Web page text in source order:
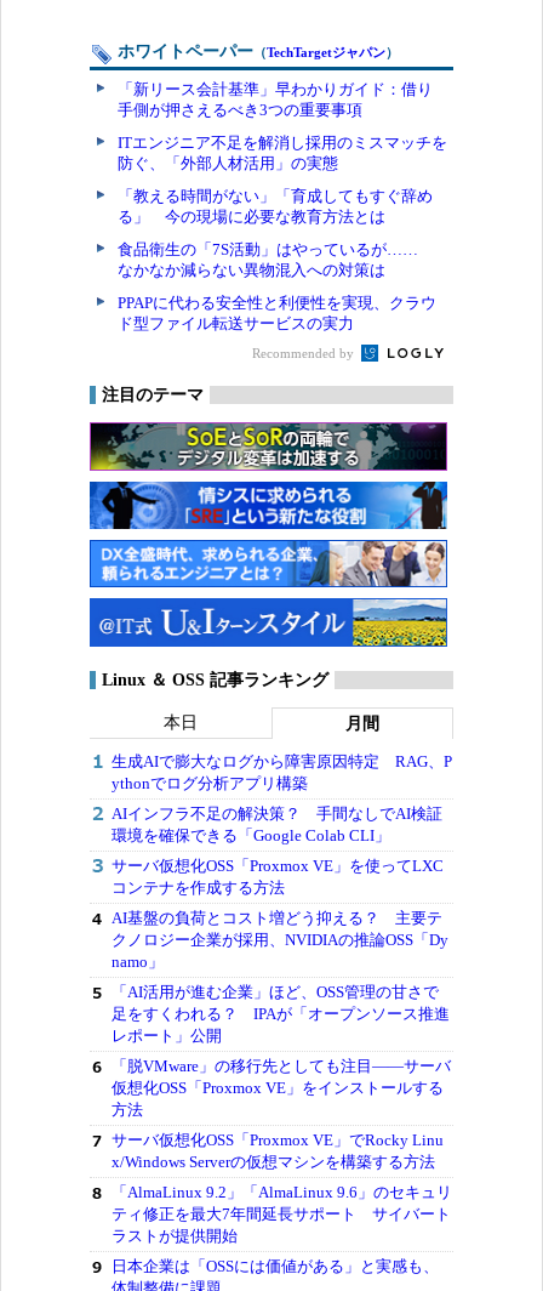
ホワイトペーパー （TechTargetジャパン）
「新リース会計基準」早わかりガイド：借り
手側が押さえるべき3つの重要事項
ITエンジニア不足を解消し採用のミスマッチを
防ぐ、「外部人材活用」の実態
「教える時間がない」「育成してもすぐ辞め
る」 今の現場に必要な教育方法とは
食品衛生の「7S活動」はやっているが……
なかなか減らない異物混入への対策は
PPAPに代わる安全性と利便性を実現、クラウ
ド型ファイル転送サービスの実力
Recommended by
注目のテーマ
Linux ＆ OSS 記事ランキング
本日 月間
生成AIで膨大なログから障害原因特定 RAG、P
ythonでログ分析アプリ構築
AIインフラ不足の解決策？ 手間なしでAI検証
環境を確保できる「Google Colab CLI」
サーバ仮想化OSS「Proxmox VE」を使ってLXC
コンテナを作成する方法
AI基盤の負荷とコスト増どう抑える？ 主要テ
クノロジー企業が採用、NVIDIAの推論OSS「Dy
namo」
「AI活用が進む企業」ほど、OSS管理の甘さで
足をすくわれる？ IPAが「オープンソース推進
レポート」公開
「脱VMware」の移行先としても注目――サーバ
仮想化OSS「Proxmox VE」をインストールする
方法
サーバ仮想化OSS「Proxmox VE」でRocky Linu
x/Windows Serverの仮想マシンを構築する方法
「AlmaLinux 9.2」「AlmaLinux 9.6」のセキュリ
ティ修正を最大7年間延長サポート サイバート
ラストが提供開始
日本企業は「OSSには価値がある」と実感も、